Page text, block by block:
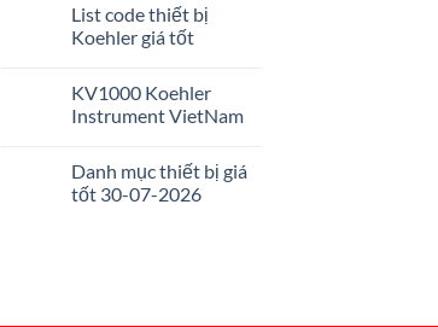
List code thiết bị
Koehler giá tốt
KV1000 Koehler
Instrument VietNam
Danh mục thiết bị giá
tốt 30-07-2026